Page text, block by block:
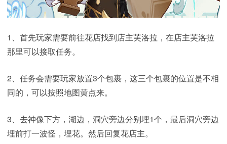
1、首先玩家需要前往花店找到店主芙洛拉，在店主芙洛拉
那里可以接取任务。
2、任务会需要玩家放置3个包裹，这三个包裹的位置是不相
同的，可以按照地图黄点来。
3、去神像下方，湖边，洞穴旁边分别埋1个，最后洞穴旁边
埋前打一波怪，埋花。然后回复花店主。